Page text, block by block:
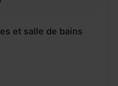
et salle de bains